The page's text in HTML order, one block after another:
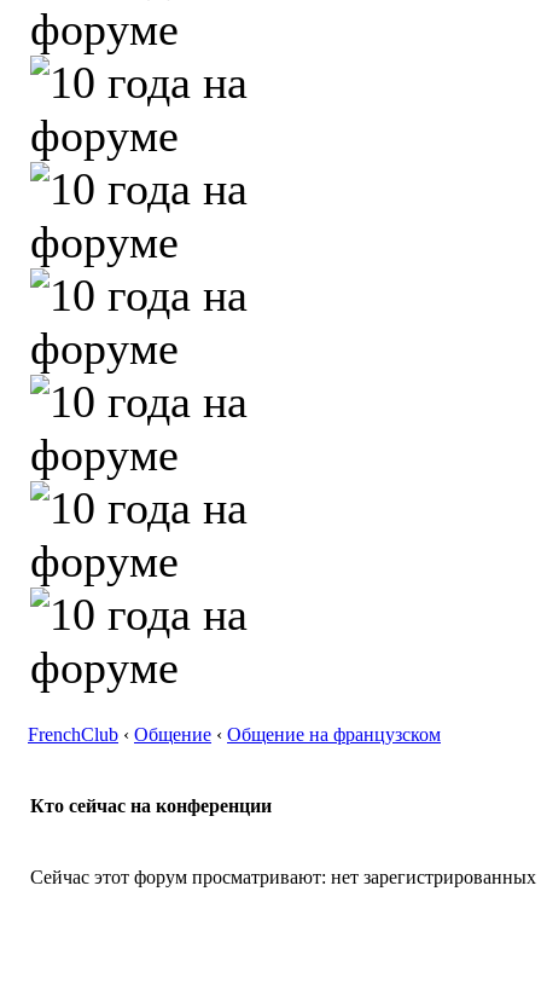
FrenchClub ‹ Общение ‹ Общение на французском
Кто сейчас на конференции
Сейчас этот форум просматривают: нет зарегистрированных